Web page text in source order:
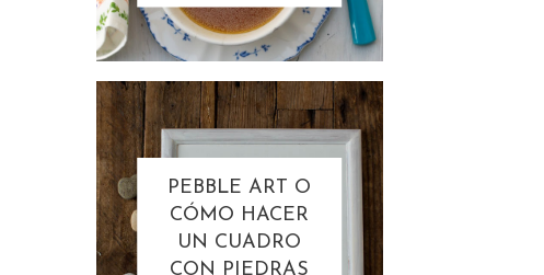
PEBBLE ART O
CÓMO HACER
UN CUADRO
CON PIEDRAS